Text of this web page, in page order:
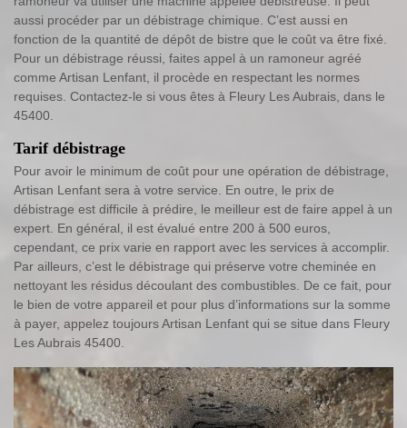
aussi procéder par un débistrage chimique. C’est aussi en
fonction de la quantité de dépôt de bistre que le coût va être fixé.
Pour un débistrage réussi, faites appel à un ramoneur agréé
comme Artisan Lenfant, il procède en respectant les normes
requises. Contactez-le si vous êtes à Fleury Les Aubrais, dans le
45400.
Tarif débistrage
Pour avoir le minimum de coût pour une opération de débistrage,
Artisan Lenfant sera à votre service. En outre, le prix de
débistrage est difficile à prédire, le meilleur est de faire appel à un
expert. En général, il est évalué entre 200 à 500 euros,
cependant, ce prix varie en rapport avec les services à accomplir.
Par ailleurs, c’est le débistrage qui préserve votre cheminée en
nettoyant les résidus découlant des combustibles. De ce fait, pour
le bien de votre appareil et pour plus d’informations sur la somme
à payer, appelez toujours Artisan Lenfant qui se situe dans Fleury
Les Aubrais 45400.